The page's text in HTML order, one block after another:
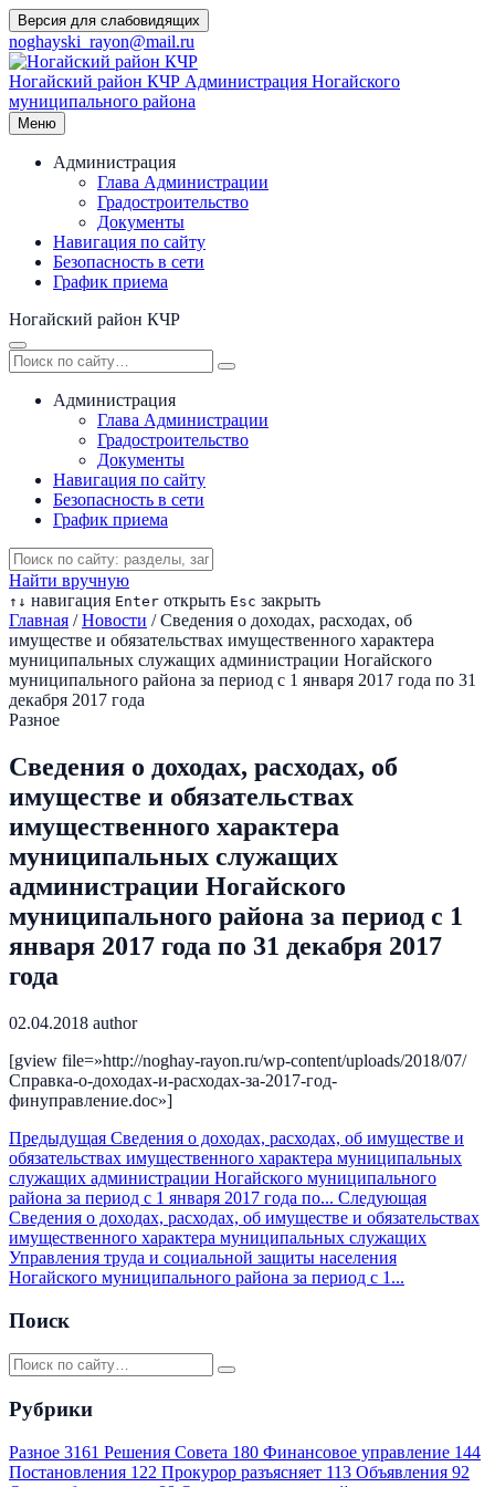
Перейти
к
содержимому
Версия для слабовидящих
noghayski_rayon@mail.ru
Ногайский район КЧР Администрация Ногайского
муниципального района
Меню
Администрация
Глава Администрации
Градостроительство
Документы
Навигация по сайту
Безопасность в сети
График приема
Ногайский район КЧР
Администрация
Глава Администрации
Градостроительство
Документы
Навигация по сайту
Безопасность в сети
График приема
Найти вручную
↑ ↓ навигация Enter открыть Esc закрыть
Главная / Новости / Сведения о доходах, расходах, об
имуществе и обязательствах имущественного характера
муниципальных служащих администрации Ногайского
муниципального района за период с 1 января 2017 года по 31
декабря 2017 года
Разное
Сведения о доходах, расходах, об
имуществе и обязательствах
имущественного характера
муниципальных служащих
администрации Ногайского
муниципального района за период с 1
января 2017 года по 31 декабря 2017
года
02.04.2018 author
[gview file=»http://noghay-rayon.ru/wp-content/uploads/2018/07/
Справка-о-доходах-и-расходах-за-2017-год-
финуправление.doc»]
Предыдущая Сведения о доходах, расходах, об имуществе и
обязательствах имущественного характера муниципальных
служащих администрации Ногайского муниципального
района за период с 1 января 2017 года по... Следующая
Сведения о доходах, расходах, об имуществе и обязательствах
имущественного характера муниципальных служащих
Управления труда и социальной защиты населения
Ногайского муниципального района за период с 1...
Поиск
Рубрики
Разное 3161 Решения Совета 180 Финансовое управление 144
Постановления 122 Прокурор разъясняет 113 Объявления 92